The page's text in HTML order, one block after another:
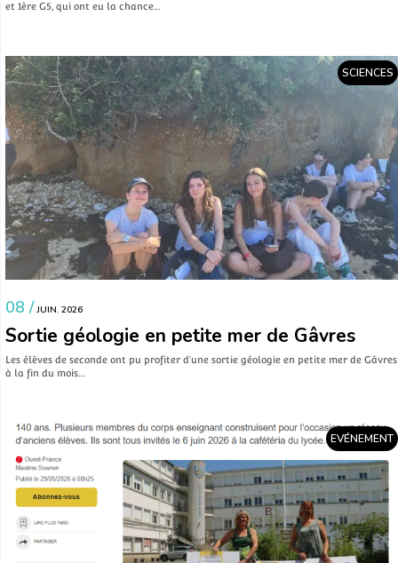
et 1ère G5, qui ont eu la chance…
SCIENCES
08 / JUIN. 2026
Sortie géologie en petite mer de Gâvres
Les élèves de seconde ont pu profiter d’une sortie géologie en petite mer de Gâvres
à la fin du mois…
EVÉNEMENT